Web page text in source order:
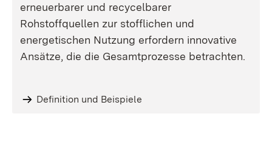
erneuerbarer und recycelbarer
Rohstoffquellen zur stofflichen und
energetischen Nutzung erfordern innovative
Ansätze, die die Gesamtprozesse betrachten.
Definition und Beispiele